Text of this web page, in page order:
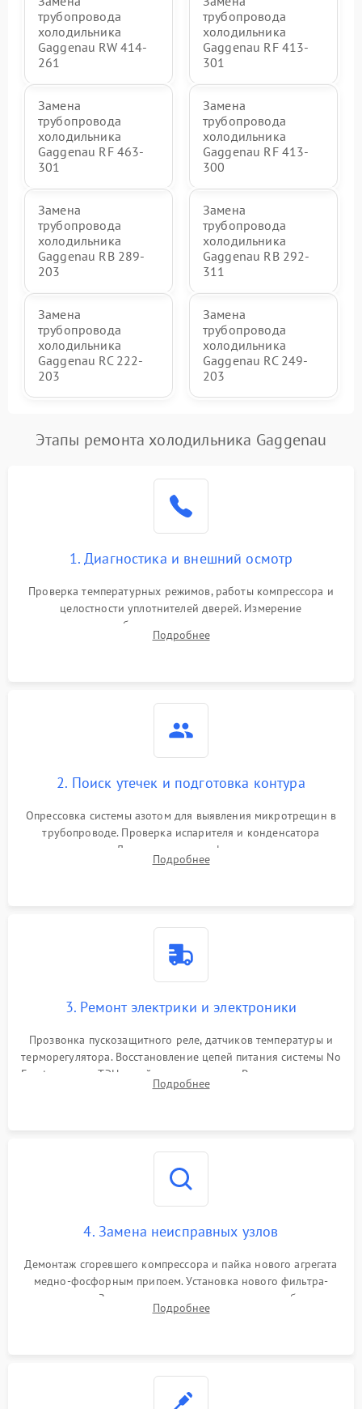
трубопровода
холодильника
Gaggenau RW 414-
261
трубопровода
холодильника
Gaggenau RF 413-
301
Замена
трубопровода
холодильника
Gaggenau RF 463-
301
Замена
трубопровода
холодильника
Gaggenau RF 413-
300
Замена
трубопровода
холодильника
Gaggenau RB 289-
203
Замена
трубопровода
холодильника
Gaggenau RB 292-
311
Замена
трубопровода
холодильника
Gaggenau RC 222-
203
Замена
трубопровода
холодильника
Gaggenau RC 249-
203
Этапы ремонта холодильника Gaggenau
1. Диагностика и внешний осмотр
Проверка температурных режимов, работы компрессора и
целостности уплотнителей дверей. Измерение
сопротивления обмоток мотора, проверка термостата и
считывание кодов ошибок с электронного дисплея.
Подробнее
2. Поиск утечек и подготовка контура
Опрессовка системы азотом для выявления микротрещин в
трубопроводе. Проверка испарителя и конденсатора
течеискателем. Демонтаж старого фильтра-осушителя и
продувка капиллярной трубки для устранения засоров.
Подробнее
3. Ремонт электрики и электроники
Прозвонка пускозащитного реле, датчиков температуры и
терморегулятора. Восстановление цепей питания системы No
Frost, включая ТЭН оттайки и вентилятор. Ремонт или замена
платы управления при сбоях алгоритмов.
Подробнее
4. Замена неисправных узлов
Демонтаж сгоревшего компрессора и пайка нового агрегата
медно-фосфорным припоем. Установка нового фильтра-
осушителя. Замена изношенных вентиляторов обдува,
сломанных заслонок или поврежденных дверных петель.
Подробнее